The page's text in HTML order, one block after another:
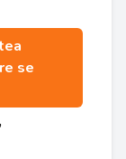
se
,